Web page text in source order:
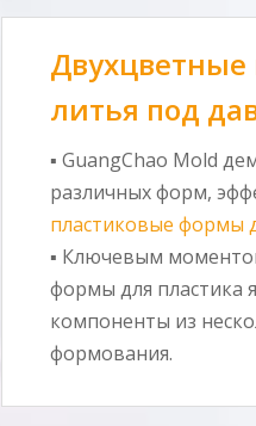
литья под
▪ GuangChao Mold
различных форм,
пластиковые формы
▪ Ключевым
формы для пластика
компоненты из
формования.